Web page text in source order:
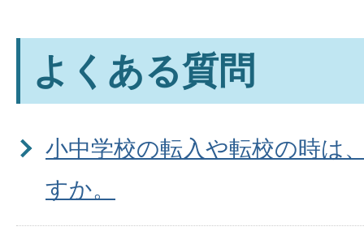
よくある質問
小中学校の転入や転校の時は
すか。